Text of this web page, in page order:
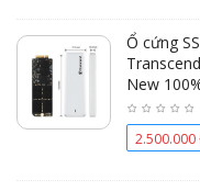
Ổ cứng
New
2.500.000